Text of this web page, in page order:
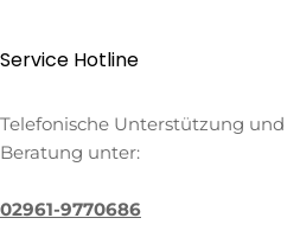
Service Hotline
Telefonische Unterstützung und
Beratung unter:
02961-9770686